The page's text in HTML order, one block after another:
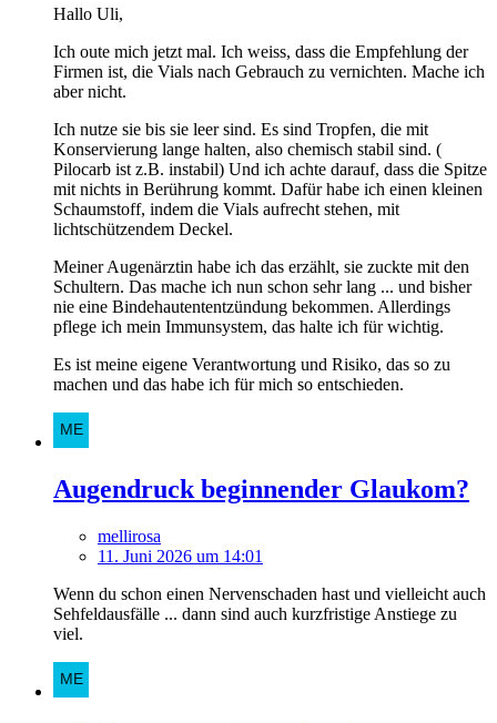
Hallo Uli,
Ich oute mich jetzt mal. Ich weiss, dass die Empfehlung der
Firmen ist, die Vials nach Gebrauch zu vernichten. Mache ich
aber nicht.
Ich nutze sie bis sie leer sind. Es sind Tropfen, die mit
Konservierung lange halten, also chemisch stabil sind. (
Pilocarb ist z.B. instabil) Und ich achte darauf, dass die Spitze
mit nichts in Berührung kommt. Dafür habe ich einen kleinen
Schaumstoff, indem die Vials aufrecht stehen, mit
lichtschützendem Deckel.
Meiner Augenärztin habe ich das erzählt, sie zuckte mit den
Schultern. Das mache ich nun schon sehr lang ... und bisher
nie eine Bindehautententzündung bekommen. Allerdings
pflege ich mein Immunsystem, das halte ich für wichtig.
Es ist meine eigene Verantwortung und Risiko, das so zu
machen und das habe ich für mich so entschieden.
Augendruck beginnender Glaukom?
mellirosa
11. Juni 2026 um 14:01
Wenn du schon einen Nervenschaden hast und vielleicht auch
Sehfeldausfälle ... dann sind auch kurzfristige Anstiege zu
viel.